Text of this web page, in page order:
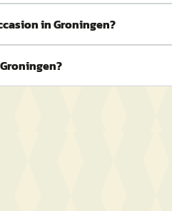
in Groningen?